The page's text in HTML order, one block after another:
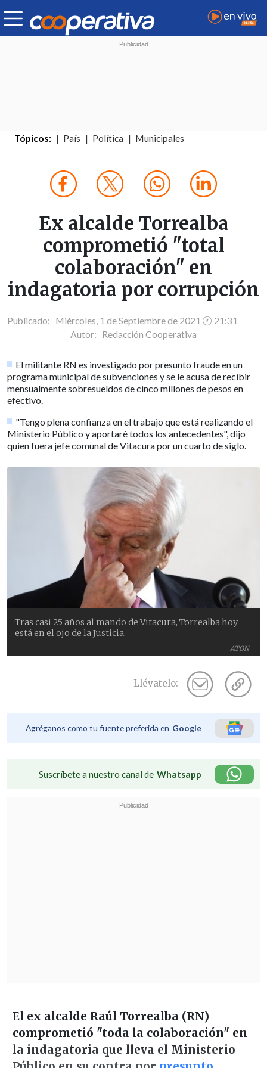
Tópicos: País Política Municipales
Ex alcalde Torrealba
comprometió "total
colaboración" en
indagatoria por corrupción
Publicado: Miércoles, 1 de Septiembre de 2021 🕐 21:31
Autor: Redacción Cooperativa
El militante RN es investigado por presunto fraude en un
programa municipal de subvenciones y se le acusa de recibir
mensualmente sobresueldos de cinco millones de pesos en
efectivo.
"Tengo plena confianza en el trabajo que está realizando el
Ministerio Público y aportaré todos los antecedentes", dijo
quien fuera jefe comunal de Vitacura por un cuarto de siglo.
ATON
Tras casi 25 años al mando de Vitacura, Torrealba hoy
está en el ojo de la Justicia.
Llévatelo:
Agréganos como tu fuente preferida en Google
Suscríbete a nuestro canal de Whatsapp
El ex alcalde Raúl Torrealba (RN)
comprometió "toda la colaboración" en
la indagatoria que lleva el Ministerio